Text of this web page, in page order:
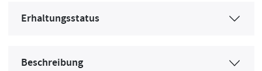
Erhaltungsstatus
Beschreibung